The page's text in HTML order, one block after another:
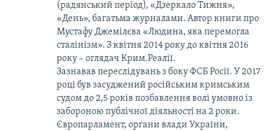
(радянський період), «Дзеркало Тижня»,
«День», багатьма журналами. Автор книги про
Мустафу Джемілєва «Людина, яка перемогла
сталінізм». З квітня 2014 року до квітня 2016
року – оглядач Крим.Реалії.
Зазнавав переслідувань з боку ФСБ Росії. У 2017
році був засуджений російським кримським
судом до 2,5 років позбавлення волі умовно із
забороною публічної діяльності на 2 роки.
Європарламент, органи влади України,